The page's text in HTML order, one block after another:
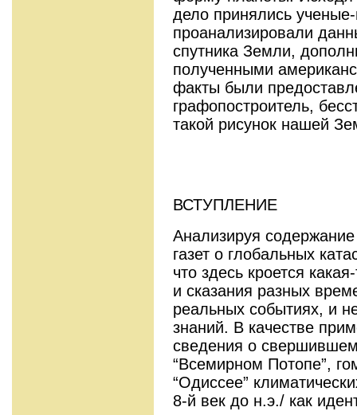
дело принялись
проанализировали
спутника Земли,
полученными
факты были
графопостроитель,
такой рисунок нашей
ВСТУПЛЕНИЕ
Анализируя
газет о глобальных
что здесь кроется
и сказания разных
реальных со­бытиях, и
знаний. В качестве
сведения о
“Всемирном Потопе”,
“Одиссее”
8-й век до н.э./ как